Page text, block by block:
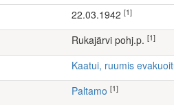
22.03.1942 [1]
Rukajärvi pohj.p. [1]
Kaatui, ruumis
Paltamo [1]